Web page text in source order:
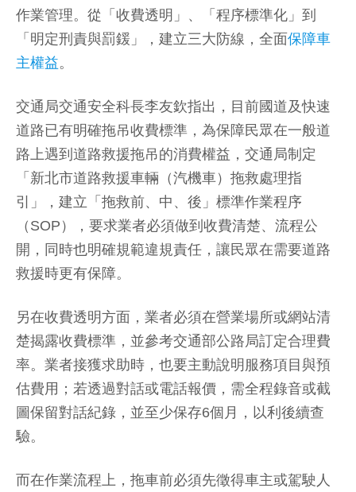
作業管理。從「收費透明」、「程序標準化」到
「明定刑責與罰鍰」，建立三大防線，全面保障車
主權益。
交通局交通安全科長李友欽指出，目前國道及快速
道路已有明確拖吊收費標準，為保障民眾在一般道
路上遇到道路救援拖吊的消費權益，交通局制定
「新北市道路救援車輛（汽機車）拖救處理指
引」，建立「拖救前、中、後」標準作業程序
（SOP），要求業者必須做到收費清楚、流程公
開，同時也明確規範違規責任，讓民眾在需要道路
救援時更有保障。
另在收費透明方面，業者必須在營業場所或網站清
楚揭露收費標準，並參考交通部公路局訂定合理費
率。業者接獲求助時，也要主動說明服務項目與預
估費用；若透過對話或電話報價，需全程錄音或截
圖保留對話紀錄，並至少保存6個月，以利後續查
驗。
而在作業流程上，拖車前必須先徵得車主或駕駛人